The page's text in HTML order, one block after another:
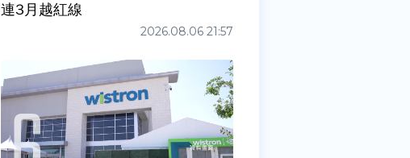
連3月越紅線
2026.08.06 21:57